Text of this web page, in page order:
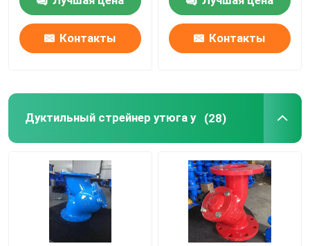
эластичная
Контакты Контакты
Дуктильный стрейнер утюга y (28)